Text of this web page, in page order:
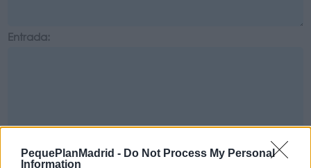
PequePlanMadrid - Do Not Process My Personal
Information
Entrada:
Cómo Llegar: